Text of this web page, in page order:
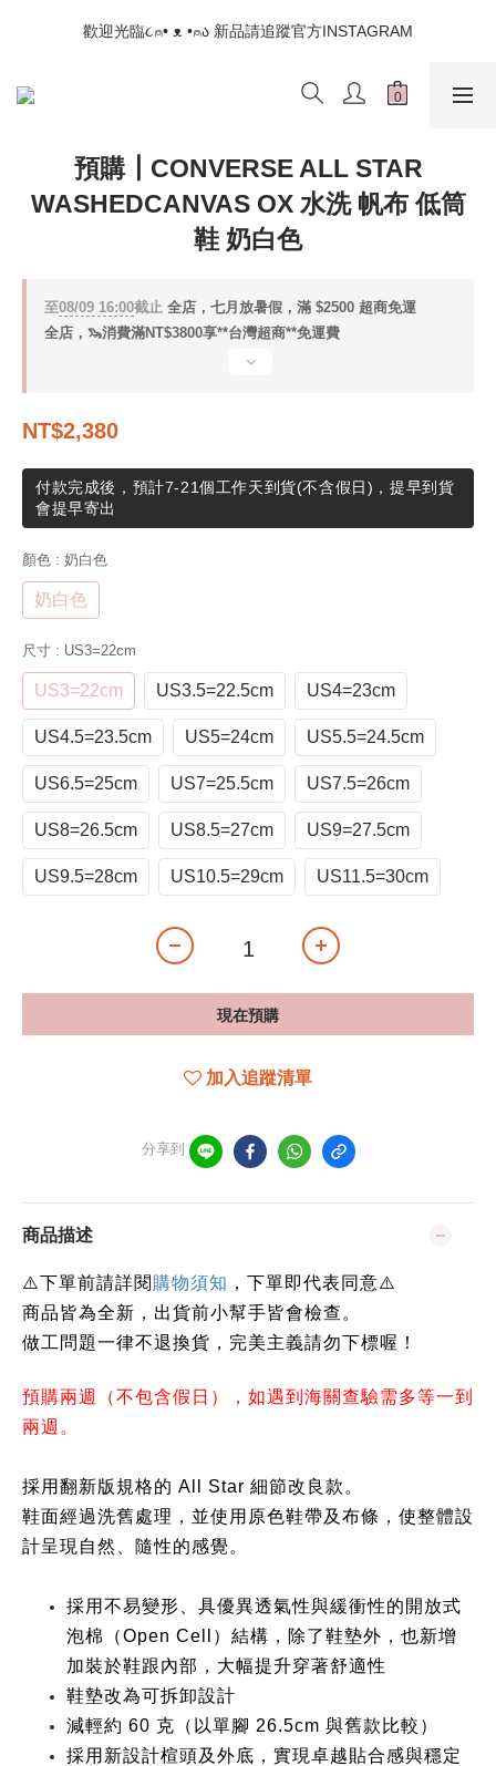
📣如果遇到結帳沒有反應，請另開瀏覽器 (不要直接從ig連結網站
下單)
歡迎光臨૮⍝• ᴥ •⍝ა 新品請追蹤官方INSTAGRAM
📣如果遇到結帳沒有反應，請另開瀏覽器 (不要直接從ig連結網站
預購┃CONVERSE ALL STAR
WASHEDCANVAS OX 水洗 帆布 低筒
鞋 奶白色
至08/09 16:00截止 全店，七月放暑假，滿 $2500 超商免運
全店，🦦消費滿NT$3800享**台灣超商**免運費
NT$2,380
付款完成後，預計7-21個工作天到貨(不含假日)，提早到貨
會提早寄出
顏色 : 奶白色
奶白色
尺寸 : US3=22cm
US3=22cm US3.5=22.5cm US4=23cm
US4.5=23.5cm US5=24cm US5.5=24.5cm
US6.5=25cm US7=25.5cm US7.5=26cm
US8=26.5cm US8.5=27cm US9=27.5cm
US9.5=28cm US10.5=29cm US11.5=30cm
現在預購
加入追蹤清單
分享到
商品描述
⚠️下單前請詳閱購物須知 ，下單即代表同意⚠️
商品皆為全新，出貨前小幫手皆會檢查。
做工問題一律不退換貨，完美主義請勿下標喔！
預購兩週（不包含假日），如遇到海關查驗需多等一到
兩週。
採用翻新版規格的 All Star 細節改良款。
鞋面經過洗舊處理，並使用原色鞋帶及布條，使整體設
計呈現自然、隨性的感覺。
採用不易變形、具優異透氣性與緩衝性的開放式
泡棉（Open Cell）結構，除了鞋墊外，也新增
加裝於鞋跟內部，大幅提升穿著舒適性
鞋墊改為可拆卸設計
減輕約 60 克（以單腳 26.5cm 與舊款比較）
採用新設計楦頭及外底，實現卓越貼合感與穩定